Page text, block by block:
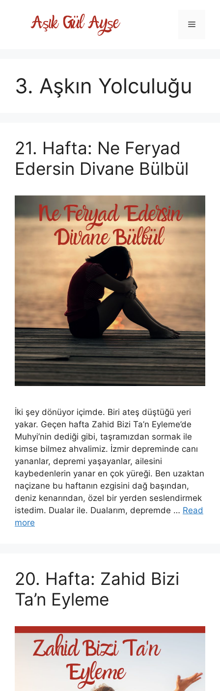
Menu
3. Aşkın Yolculuğu
21. Hafta: Ne Feryad
Edersin Divane Bülbül
İki şey dönüyor içimde. Biri ateş düştüğü yeri
yakar. Geçen hafta Zahid Bizi Ta’n Eyleme’de
Muhyi’nin dediği gibi, taşramızdan sormak ile
kimse bilmez ahvalimiz. İzmir depreminde canı
yananlar, depremi yaşayanlar, ailesini
kaybedenlerin yanar en çok yüreği. Ben uzaktan
naçizane bu haftanın ezgisini dağ başından,
deniz kenarından, özel bir yerden seslendirmek
istedim. Dualar ile. Dualarım, depremde … Read
more
20. Hafta: Zahid Bizi
Ta’n Eyleme